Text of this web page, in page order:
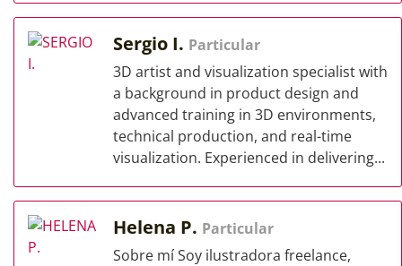
Sergio I. Particular
3D artist and visualization specialist with
a background in product design and
advanced training in 3D environments,
technical production, and real-time
visualization. Experienced in delivering...
Helena P. Particular
Sobre mí Soy ilustradora freelance,